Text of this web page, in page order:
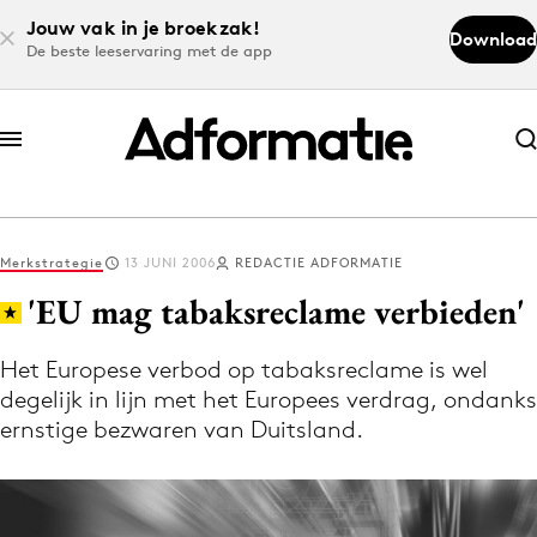
Jouw vak in je broekzak!
De beste leeservaring met de app
Download
Abonneer nu
Abonneer nu
Log in
Download de app
Volg het laatste nieuws via de Adformatie
Nieuws app
Merkstrategie 13 JUNI 2006 REDACTIE ADFORMATIE
'EU mag tabaksreclame verbieden'
Het Europese verbod op tabaksreclame is wel
degelijk in lijn met het Europees verdrag, ondanks
ernstige bezwaren van Duitsland.